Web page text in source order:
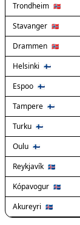
Trondheim 🇳🇴
Stavanger 🇳🇴
Drammen 🇳🇴
Helsinki 🇫🇮
Espoo 🇫🇮
Tampere 🇫🇮
Turku 🇫🇮
Oulu 🇫🇮
Reykjavík 🇮🇸
Kópavogur 🇮🇸
Akureyri 🇮🇸